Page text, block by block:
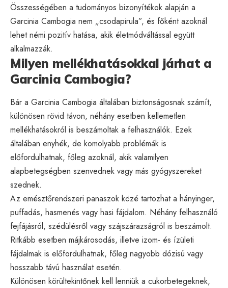
Összességében a tudományos bizonyítékok alapján a
Garcinia Cambogia nem „csodapirula”, és főként azoknál
lehet némi pozitív hatása, akik életmódváltással együtt
alkalmazzák.
Milyen mellékhatásokkal járhat a
Garcinia Cambogia?
Bár a Garcinia Cambogia általában biztonságosnak számít,
különösen rövid távon, néhány esetben kellemetlen
mellékhatásokról is beszámoltak a felhasználók. Ezek
általában enyhék, de komolyabb problémák is
előfordulhatnak, főleg azoknál, akik valamilyen
alapbetegségben szenvednek vagy más gyógyszereket
szednek.
Az emésztőrendszeri panaszok közé tartozhat a hányinger,
puffadás, hasmenés vagy hasi fájdalom. Néhány felhasználó
fejfájásról, szédülésről vagy szájszárazságról is beszámolt.
Ritkább esetben májkárosodás, illetve izom- és ízületi
fájdalmak is előfordulhatnak, főleg nagyobb dózisú vagy
hosszabb távú használat esetén.
Különösen körültekintőnek kell lenniük a cukorbetegeknek,